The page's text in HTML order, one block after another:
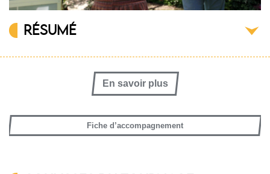
RÉSUMÉ
En savoir plus
Fiche d’accompagnement